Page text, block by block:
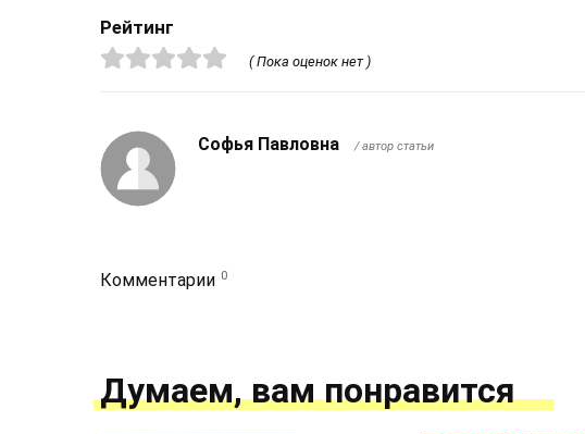
Рейтинг
( Пока оценок нет )
Софья Павловна / автор статьи
Комментарии 0
Думаем, вам понравится